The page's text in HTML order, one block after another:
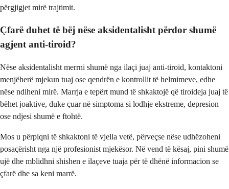
përgjigjet mirë trajtimit.
Çfarë duhet të bëj nëse aksidentalisht përdor shumë
agjent anti-tiroid?
Nëse aksidentalisht merrni shumë nga ilaçi juaj anti-tiroid, kontaktoni
menjëherë mjekun tuaj ose qendrën e kontrollit të helmimeve, edhe
nëse ndiheni mirë. Marrja e tepërt mund të shkaktojë që tiroideja juaj të
bëhet joaktive, duke çuar në simptoma si lodhje ekstreme, depresion
ose ndjesi shumë e ftohtë.
Mos u përpiqni të shkaktoni të vjella vetë, përveçse nëse udhëzoheni
posaçërisht nga një profesionist mjekësor. Në vend të kësaj, pini shumë
ujë dhe mblidhni shishen e ilaçeve tuaja për të dhënë informacion se
çfarë dhe sa keni marrë.